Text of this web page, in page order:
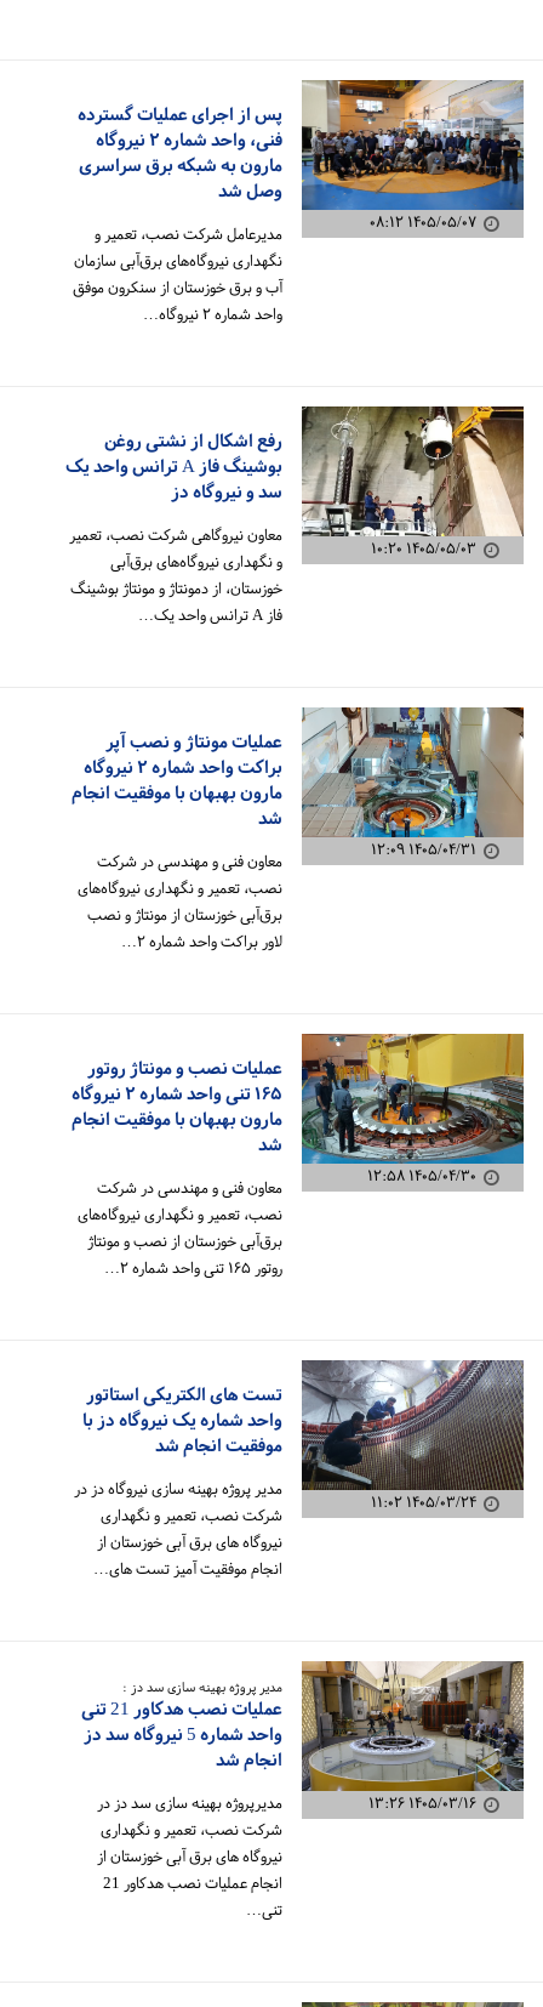
۱۴۰۵/۰۵/۰۷ ۰۸:۱۲
پس از اجرای عملیات گسترده
فنی، واحد شماره ۲ نیروگاه
مارون به شبکه برق سراسری
وصل شد
مدیرعامل شرکت نصب، تعمیر و
نگهداری نیروگاه‌های برق‌آبی سازمان
آب و برق خوزستان از سنکرون موفق
واحد شماره ۲ نیروگاه…
۱۴۰۵/۰۵/۰۳ ۱۰:۲۰
رفع اشکال از نشتی روغن
بوشینگ فاز A ترانس واحد یک
سد و نیروگاه دز
معاون نیروگاهی شرکت نصب، تعمیر
و نگهداری نیروگاه‌های برق‌آبی
خوزستان، از دمونتاژ و مونتاژ بوشینگ
۱۴۰۵/۰۴/۳۱ ۱۲:۰۹
عملیات مونتاژ و نصب آپر
براکت واحد شماره ۲ نیروگاه
مارون بهبهان با موفقیت انجام
شد
معاون فنی و مهندسی در شرکت
نصب، تعمیر و نگهداری نیروگاه‌های
برق‌آبی خوزستان از مونتاژ و نصب
لاور براکت واحد شماره ۲…
۱۴۰۵/۰۴/۳۰ ۱۲:۵۸
عملیات نصب و مونتاژ روتور
۱۶۵ تنی واحد شماره ۲ نیروگاه
مارون بهبهان با موفقیت انجام
شد
معاون فنی و مهندسی در شرکت
نصب، تعمیر و نگهداری نیروگاه‌های
برق‌آبی خوزستان از نصب و مونتاژ
روتور ۱۶۵ تنی واحد شماره ۲…
۱۴۰۵/۰۳/۲۴ ۱۱:۰۲
تست های الکتریکی استاتور
واحد شماره یک نیروگاه دز با
موفقیت انجام شد
مدیر پروژه بهینه سازی نیروگاه دز در
شرکت نصب، تعمیر و نگهداری
نیروگاه های برق آبی خوزستان از
انجام موفقیت آمیز تست های…
۱۴۰۵/۰۳/۱۶ ۱۳:۲۶
مدیر پروژه بهینه سازی سد دز :
عملیات نصب هدکاور 21 تنی
واحد شماره 5 نیروگاه سد دز
انجام شد
مدیرپروژه بهینه سازی سد دز در
شرکت نصب، تعمیر و نگهداری
نیروگاه های برق آبی خوزستان از
انجام عملیات نصب هدکاور 21
تنی…